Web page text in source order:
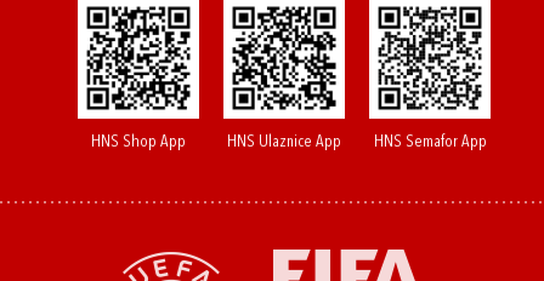
HNS Shop App HNS Ulaznice App HNS Semafor App